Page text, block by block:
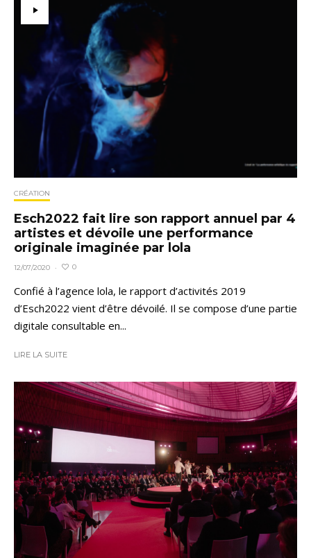
CRÉATION
Esch2022 fait lire son rapport annuel par 4
artistes et dévoile une performance
originale imaginée par lola
12/07/2020 · 0
Confié à l’agence lola, le rapport d’activités 2019
d’Esch2022 vient d’être dévoilé. Il se compose d’une partie
digitale consultable en...
LIRE LA SUITE